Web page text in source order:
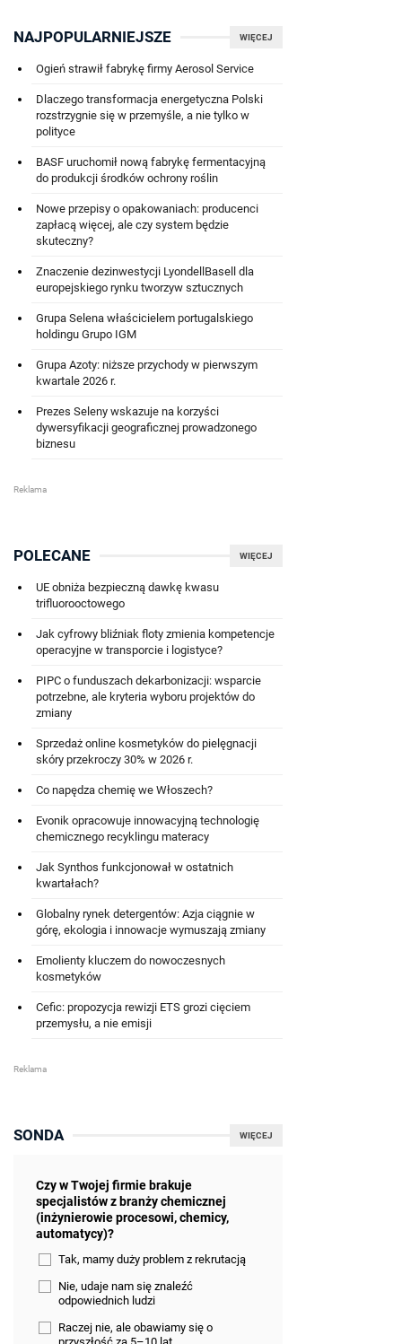
WIĘCEJ
NAJPOPULARNIEJSZE
Ogień strawił fabrykę firmy Aerosol Service
Dlaczego transformacja energetyczna Polski
rozstrzygnie się w przemyśle, a nie tylko w
polityce
BASF uruchomił nową fabrykę fermentacyjną
do produkcji środków ochrony roślin
Nowe przepisy o opakowaniach: producenci
zapłacą więcej, ale czy system będzie
skuteczny?
Znaczenie dezinwestycji LyondellBasell dla
europejskiego rynku tworzyw sztucznych
Grupa Selena właścicielem portugalskiego
holdingu Grupo IGM
Grupa Azoty: niższe przychody w pierwszym
kwartale 2026 r.
Prezes Seleny wskazuje na korzyści
dywersyfikacji geograficznej prowadzonego
biznesu
WIĘCEJ
POLECANE
UE obniża bezpieczną dawkę kwasu
trifluorooctowego
Jak cyfrowy bliźniak floty zmienia kompetencje
operacyjne w transporcie i logistyce?
PIPC o funduszach dekarbonizacji: wsparcie
potrzebne, ale kryteria wyboru projektów do
zmiany
Sprzedaż online kosmetyków do pielęgnacji
skóry przekroczy 30% w 2026 r.
Co napędza chemię we Włoszech?
Evonik opracowuje innowacyjną technologię
chemicznego recyklingu materacy
Jak Synthos funkcjonował w ostatnich
kwartałach?
Globalny rynek detergentów: Azja ciągnie w
górę, ekologia i innowacje wymuszają zmiany
Emolienty kluczem do nowoczesnych
kosmetyków
Cefic: propozycja rewizji ETS grozi cięciem
przemysłu, a nie emisji
WIĘCEJ
SONDA
Czy w Twojej firmie brakuje
specjalistów z branży chemicznej
(inżynierowie procesowi, chemicy,
automatycy)?
Tak, mamy duży problem z rekrutacją
Nie, udaje nam się znaleźć
odpowiednich ludzi
Raczej nie, ale obawiamy się o